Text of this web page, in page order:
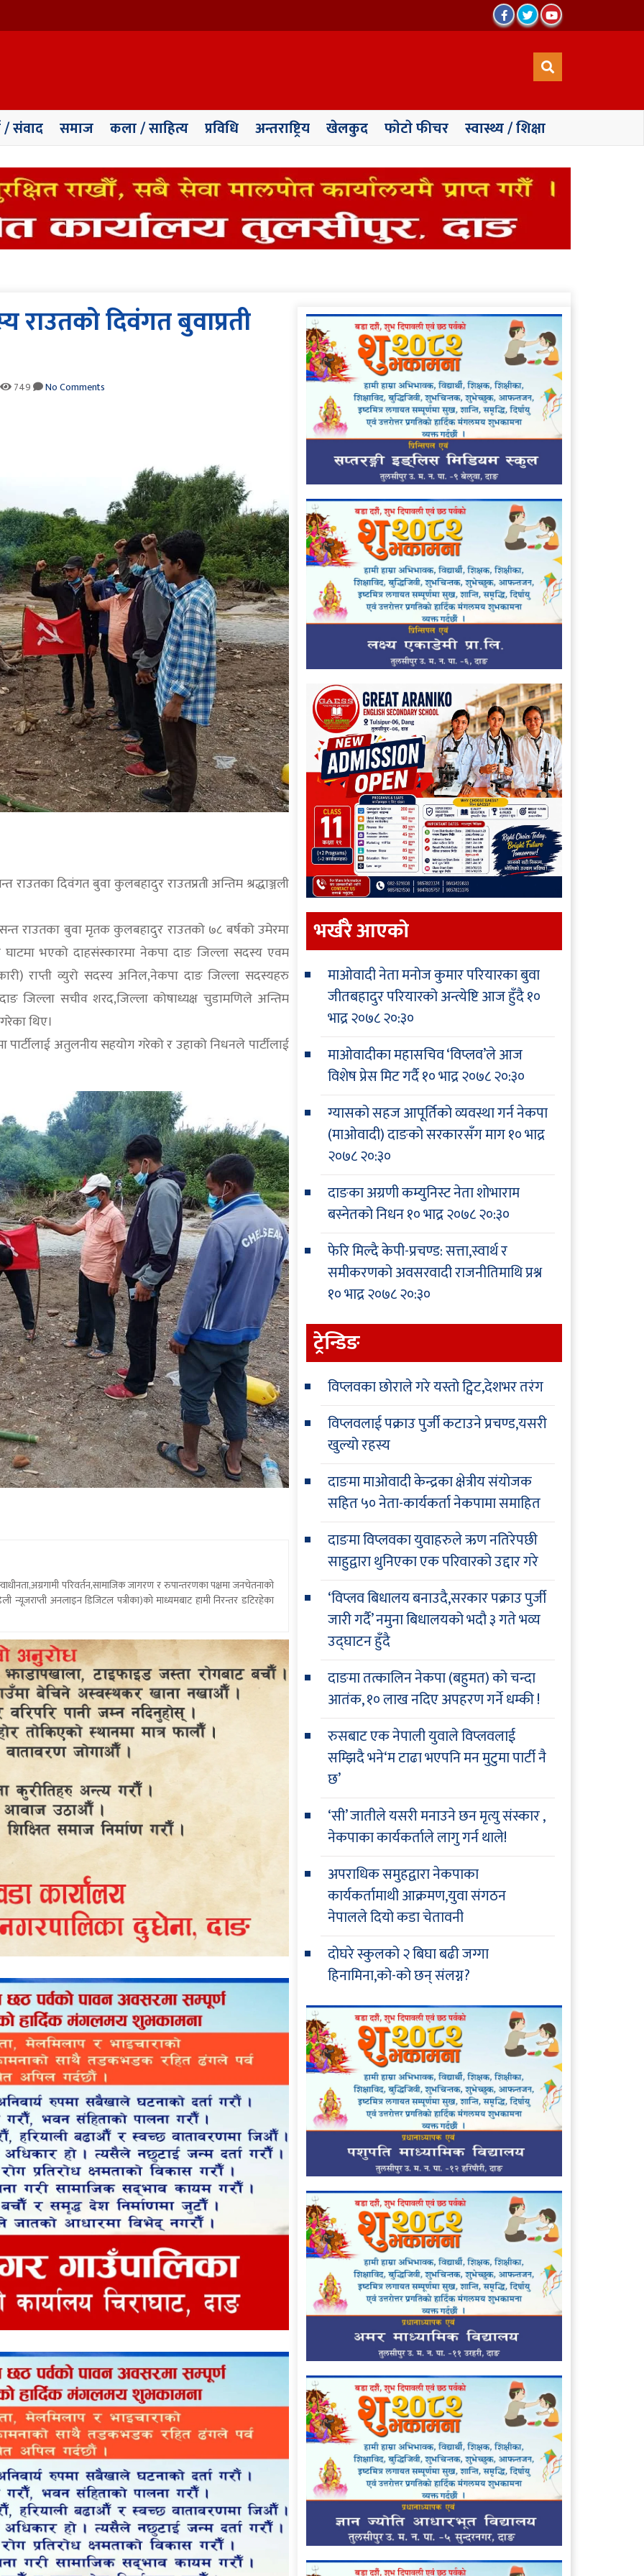
/ संवाद समाज कला / साहित्य प्रविधि अन्तराष्ट्रिय खेलकुद फाेटाे फीचर स्वास्थ्य / शिक्षा
राउतको दिवंगत बुवाप्रती
749 No Comments
राउतका दिवंगत बुवा कुलबहादुर राउतप्रती अन्तिम श्रद्धाञ्जली
राउतका बुवा मृतक कुलबहादुर राउतको ७८ बर्षको उमेरमा
घाटमा भएको दाहसंस्कारमा नेकपा दाङ जिल्ला सदस्य एवम
राप्ती व्युरो सदस्य अनिल,नेकपा दाङ जिल्ला सदस्यहरु
जिल्ला सचीव शरद,जिल्ला कोषाध्यक्ष चुडामणिले अन्तिम
थिए।
अतुलनीय सहयोग गरेको र उहाको निधनले पार्टीलाई
परिवर्तन,सामाजिक जागरण र रुपान्तरणका पक्षमा जनचेतनाको
अनलाइन डिजिटल पत्रीका)को माध्यमबाट हामी निरन्तर डटिरहेका
भर्खरै आएकाे
माओवादी नेता मनोज कुमार परियारका बुवा
जीतबहादुर परियारको अन्त्येष्टि आज हुँदै१०
भाद्र २०७८ २०:३०
माओवादीका महासचिव ‘विप्लव’ले आज
विशेष प्रेस मिट गर्दै१० भाद्र २०७८ २०:३०
ग्यासको सहज आपूर्तिको व्यवस्था गर्न नेकपा
(माओवादी) दाङको सरकारसँग माग१० भाद्र
२०७८ २०:३०
दाङका अग्रणी कम्युनिस्ट नेता शोभाराम
बस्नेतको निधन१० भाद्र २०७८ २०:३०
फेरि मिल्दै केपी-प्रचण्ड: सत्ता,स्वार्थ र
समीकरणको अवसरवादी राजनीतिमाथि प्रश्न
१० भाद्र २०७८ २०:३०
ट्रेन्डिङ
विप्लवका छोराले गरे यस्तो ट्विट,देशभर तरंग
विप्लवलाई पक्राउ पुर्जी कटाउने प्रचण्ड,यसरी
खुल्यो रहस्य
दाङमा माओवादी केन्द्रका क्षेत्रीय संयोजक
सहित ५० नेता-कार्यकर्ता नेकपामा समाहित
दाङमा विप्लवका युवाहरुले ऋण नतिरेपछी
साहुद्वारा थुनिएका एक परिवारको उद्दार गरे
‘विप्लव बिधालय बनाउदै,सरकार पक्राउ पुर्जी
जारी गर्दै’ नमुना बिधालयको भदौ ३ गते भव्य
उद्घाटन हुँदै
दाङमा तत्कालिन नेकपा (बहुमत) को चन्दा
आतंक, १० लाख नदिए अपहरण गर्ने धम्की !
रुसबाट एक नेपाली युवाले विप्लवलाई
सम्झिदै भने‘म टाढा भएपनि मन मुटुमा पार्टी नै
छ’
‘सी’ जातीले यसरी मनाउने छन मृत्यु संस्कार ,
नेकपाका कार्यकर्ताले लागु गर्न थाले!
अपराधिक समुहद्वारा नेकपाका
कार्यकर्तामाथी आक्रमण,युवा संगठन
नेपालले दियो कडा चेतावनी
दोघरे स्कुलको २ बिघा बढी जग्गा
हिनामिना,को-को छन् संलग्न?